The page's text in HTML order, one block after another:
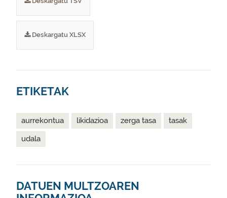
Deskargatu XLSX
ETIKETAK
aurrekontua likidazioa zerga tasa
tasak
udala
DATUEN MULTZOAREN